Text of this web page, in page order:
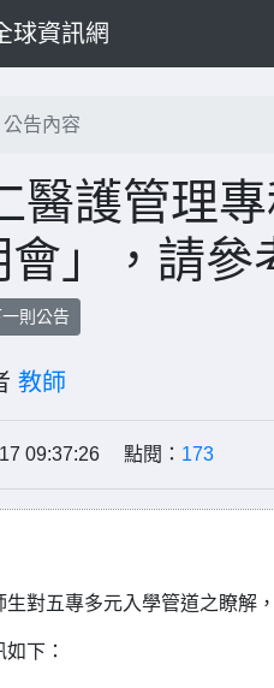
球資訊網
公告內容
醫護管理
會」，請參
則公告
教師
09:37:26 點閱： 173
對五專多元入學管道之瞭解
下：